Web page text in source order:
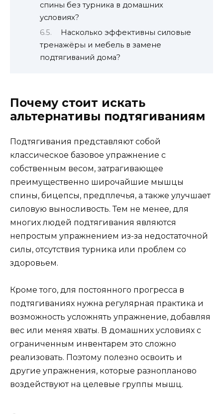
спины без турника в домашних
условиях?
Насколько эффективны силовые
тренажёры и мебель в замене
подтягиваний дома?
Почему стоит искать
альтернативы подтягиваниям
Подтягивания представляют собой
классическое базовое упражнение с
собственным весом, затрагивающее
преимущественно широчайшие мышцы
спины, бицепсы, предплечья, а также улучшает
силовую выносливость. Тем не менее, для
многих людей подтягивания являются
непростым упражнением из-за недостаточной
силы, отсутствия турника или проблем со
здоровьем.
Кроме того, для постоянного прогресса в
подтягиваниях нужна регулярная практика и
возможность усложнять упражнение, добавляя
вес или меняя хваты. В домашних условиях с
ограниченным инвентарем это сложно
реализовать. Поэтому полезно освоить и
другие упражнения, которые разнопланово
воздействуют на целевые группы мышц.